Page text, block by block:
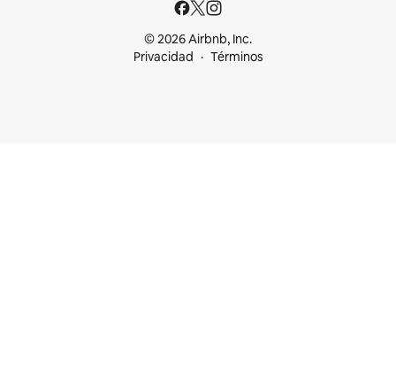
© 2026 Airbnb, Inc.
Privacidad
Términos